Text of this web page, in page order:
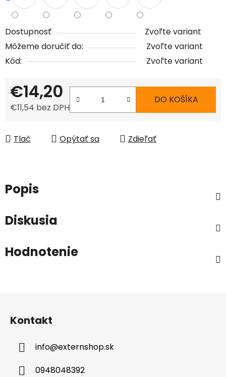
Dostupnosť
Zvoľte variant
Môžeme doručiť do:
Zvoľte variant
Kód:
Zvoľte variant
€14,20
€11,54 bez DPH
DO KOŠÍKA
Tlač Opýtať sa Zdieľať
Popis
Diskusia
Hodnotenie
Kontakt
info@externshop.sk
0948048392